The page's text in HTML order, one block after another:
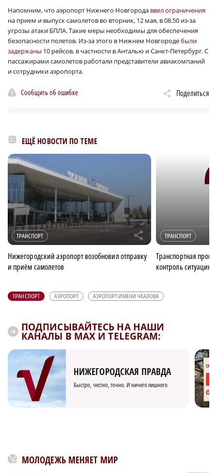
Напомним, что аэропорт Нижнего Новгорода ввел ограничения
на прием и выпуск самолетов во вторник, 12 мая, в 08.50 из-за
угрозы атаки БПЛА. Такие меры необходимы для обеспечения
безопасности полетов. Из-за этого в Нижнем Новгородебыли
задержаны 10 рейсов, в частности в Анталью и Санкт-Петербург. С
пассажирами самолетов работали представители авиакомпаний
и сотрудники аэропорта.
Сообщить об ошибке Поделиться
ЕЩЁ НОВОСТИ ПО ТЕМЕ
ТРАНСПОРТ r
Нижегородский аэропорт возобновил отправку
и приём самолетов
ТРАНСПОРТ
Транспортная
контроль ситуацию
ТРАНСПОРТ АЭРОПОРТ АЭРОПОРТ ИМЕНИ ЧКАЛОВА
ПОДПИСЫВАЙТЕСЬ НА НАШИ
КАНАЛЫ В MAX И TELEGRAM:
НИЖЕГОРОДСКАЯ ПРАВДА
Быстро, честно, точно. И ничего лишнего
МОЛОДЕЖЬ МЕНЯЕТ МИР